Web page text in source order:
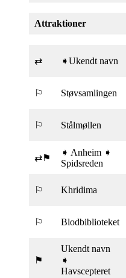
Attraktioner
⇄ ➧Ukendt navn
⚐ Støvsamlingen
⚐ Stålmøllen
⇄⚑
➧ Anheim ➧
Spidsreden
⚐ Khridima
⚐ Blodbiblioteket
⚑
Ukendt navn
➧
Havscepteret